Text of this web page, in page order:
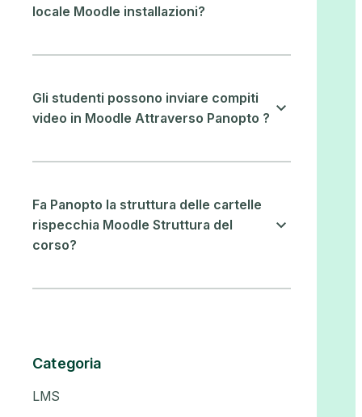
locale Moodle installazioni?
Gli studenti possono inviare compiti
video in Moodle Attraverso Panopto ?
Fa Panopto la struttura delle cartelle
rispecchia Moodle Struttura del
corso?
Categoria
LMS